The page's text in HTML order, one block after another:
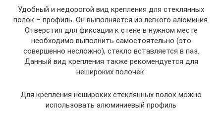
Удобный и недорогой вид крепления для стеклянных
полок – профиль. Он выполняется из легкого алюминия.
Отверстия для фиксации к стене в нужном месте
необходимо выполнить самостоятельно (это
совершенно несложно), стекло вставляется в паз.
Данный вид крепления также рекомендуется для
нешироких полочек.
Для крепления нешироких стеклянных полок можно
использовать алюминиевый профиль